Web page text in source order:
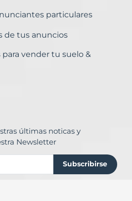
particulares
de tus anuncios
para vender tu suelo &
últimas noticas y
Newsletter
Subscribirse